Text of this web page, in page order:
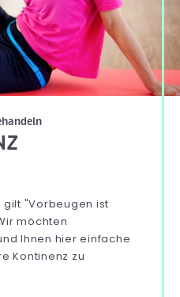
"Vorbeugen ist
möchten
Ihnen hier einfache
Kontinenz zu